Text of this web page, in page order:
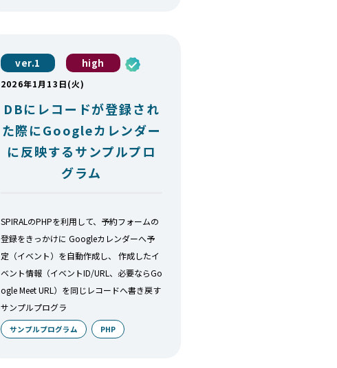
ver.1 high
2026年1月13日(火)
DBにレコードが登録され
た際にGoogleカレンダー
に反映するサンプルプロ
グラム
SPIRALのPHPを利用して、予約フォームの
登録をきっかけに Googleカレンダーへ予
定（イベント）を自動作成し、 作成したイ
ベント情報（イベントID/URL、必要ならGo
ogle Meet URL）を同じレコードへ書き戻す
サンプルプログラ
サンプルプログラム PHP